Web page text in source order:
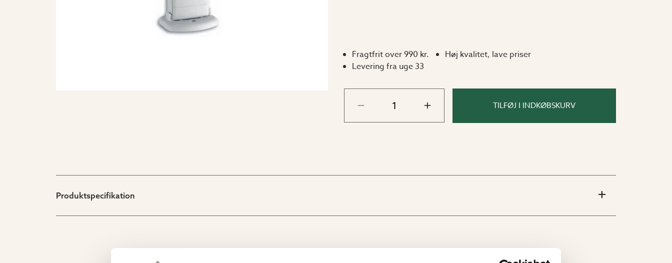
Fragtfrit over 990 kr.
Høj kvalitet, lave priser
Levering fra uge 33
TILFØJ I INDKØBSKURV
Produktspecifikation